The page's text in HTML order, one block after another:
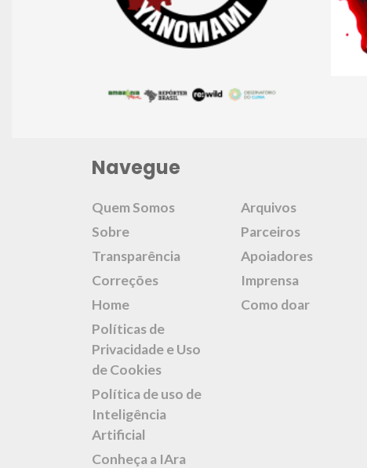
Navegue
Quem Somos
Sobre
Transparência
Correções
Home
Políticas de
Privacidade e Uso
de Cookies
Política de uso de
Inteligência
Artificial
Conheça a IAra
Arquivos
Parceiros
Apoiadores
Imprensa
Como doar